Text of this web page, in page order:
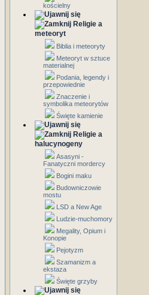
kościelny
Religie a
meteoryt
Biblia i meteoryty
Meteoryt w sztuce
materialnej
Podania, legendy i
przepowiednie
Znaczenie i
symbolika meteorytów
Święte kamienie
Religie a
halucynogeny
Asasyni -
Fanatyczni mordercy
Bogini maku
Budowniczowie
mostu
LSD a New Age
Ludzie-muchomory
Megality, Opium i
Konopie
Pejotyzm
Szamanizm a
ekstaza
Święte grzyby